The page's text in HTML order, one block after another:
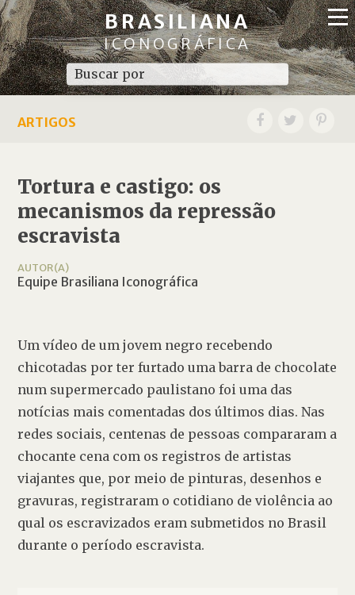
BRASILIANA
ICONOGRÁFICA
ARTIGOS
Tortura e castigo: os
mecanismos da repressão
escravista
AUTOR(A)
Equipe Brasiliana Iconográfica
Um vídeo de um jovem negro recebendo
chicotadas por ter furtado uma barra de chocolate
num supermercado paulistano foi uma das
notícias mais comentadas dos últimos dias. Nas
redes sociais, centenas de pessoas compararam a
chocante cena com os registros de artistas
viajantes que, por meio de pinturas, desenhos e
gravuras, registraram o cotidiano de violência ao
qual os escravizados eram submetidos no Brasil
durante o período escravista.